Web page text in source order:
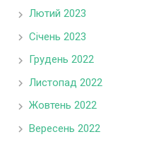
Лютий 2023
Січень 2023
Грудень 2022
Листопад 2022
Жовтень 2022
Вересень 2022